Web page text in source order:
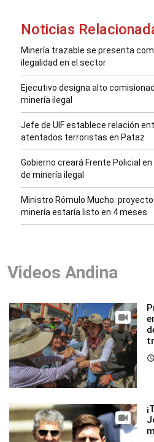
Noticias
Minería trazable se presenta
ilegalidad en el sector
Ejecutivo designa alto
minería ilegal
Jefe de UIF establece relación
atentados terroristas en Pataz
Gobierno creará Frente Policial
de minería ilegal
Ministro Rómulo Mucho:
minería estaría listo en 4 meses
Videos Andina
access_time